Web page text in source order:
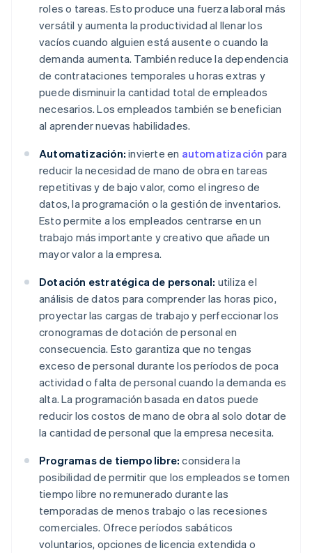
roles o tareas. Esto produce una fuerza laboral más
versátil y aumenta la productividad al llenar los
vacíos cuando alguien está ausente o cuando la
demanda aumenta. También reduce la dependencia
de contrataciones temporales u horas extras y
puede disminuir la cantidad total de empleados
necesarios. Los empleados también se benefician
al aprender nuevas habilidades.
Automatización: invierte en automatización para
reducir la necesidad de mano de obra en tareas
repetitivas y de bajo valor, como el ingreso de
datos, la programación o la gestión de inventarios.
Esto permite a los empleados centrarse en un
trabajo más importante y creativo que añade un
mayor valor a la empresa.
Dotación estratégica de personal: utiliza el
análisis de datos para comprender las horas pico,
proyectar las cargas de trabajo y perfeccionar los
cronogramas de dotación de personal en
consecuencia. Esto garantiza que no tengas
exceso de personal durante los períodos de poca
actividad o falta de personal cuando la demanda es
alta. La programación basada en datos puede
reducir los costos de mano de obra al solo dotar de
la cantidad de personal que la empresa necesita.
Programas de tiempo libre: considera la
posibilidad de permitir que los empleados se tomen
tiempo libre no remunerado durante las
temporadas de menos trabajo o las recesiones
comerciales. Ofrece períodos sabáticos
voluntarios, opciones de licencia extendida o